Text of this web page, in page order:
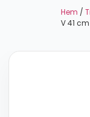
Hem /
V 41